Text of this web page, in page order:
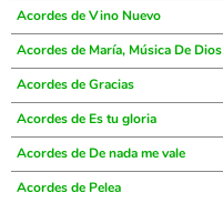
Acordes de Vino Nuevo
Acordes de María, Música De Dios
Acordes de Gracias
Acordes de Es tu gloria
Acordes de De nada me vale
Acordes de Pelea